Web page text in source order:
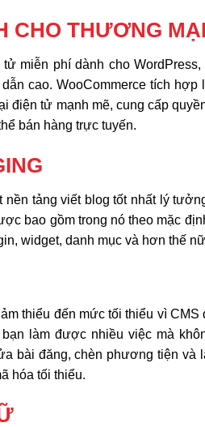
CHO THƯƠNG
miễn phí dành cho
cao. WooCommerce tích hợp
điện tử mạnh mẽ, cung cấp
bán hàng trực tuyến.
tảng viết blog tốt nhất lý
bao gồm trong nó theo mặc
widget, danh mục và hơn thế
thiểu đến mức tối thiểu vì CMS
làm được nhiều việc mà
bài đăng, chèn phương tiện và
hóa tối thiểu.